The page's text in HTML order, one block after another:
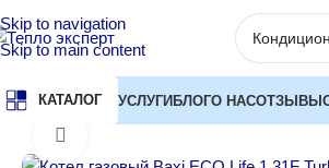
Skip to navigation
Skip to main content
КАТАЛОГ УСЛУГИБЛОГО НАСОТЗЫВЫ
Главная